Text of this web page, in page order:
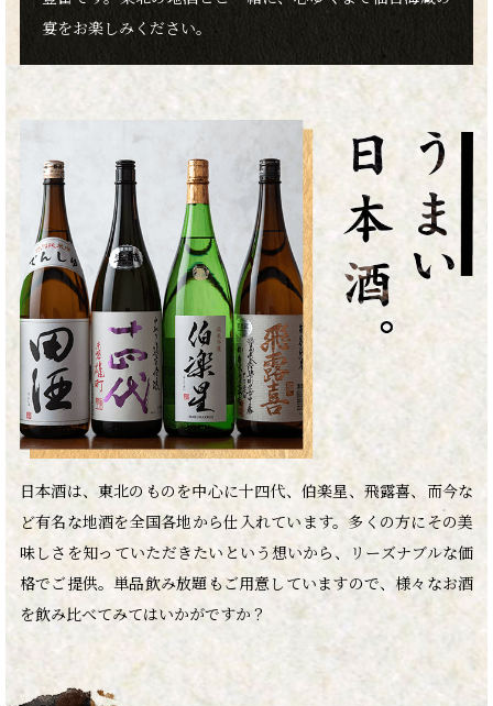
宴をお楽しみください。
日本酒は、東北のものを中心に十四代、伯楽星、飛露喜、而今な
ど有名な地酒を全国各地から仕入れています。多くの方にその美
味しさを知っていただきたいという想いから、リーズナブルな価
格でご提供。単品飲み放題もご用意していますので、様々なお酒
を飲み比べてみてはいかがですか？